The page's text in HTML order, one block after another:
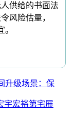
供给的书面法
风险估量，
升级场景：保
宇宏裕第宅展